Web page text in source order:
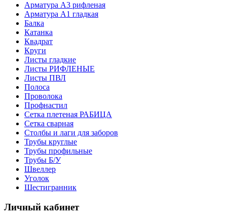
Арматура А3 рифленая
Арматура А1 гладкая
Балка
Катанка
Квадрат
Круги
Листы гладкие
Листы РИФЛЕНЫЕ
Листы ПВЛ
Полоса
Проволока
Профнастил
Сетка плетеная РАБИЦА
Сетка сварная
Столбы и лаги для заборов
Трубы круглые
Трубы профильные
Трубы Б/У
Швеллер
Уголок
Шестигранник
Личный кабинет